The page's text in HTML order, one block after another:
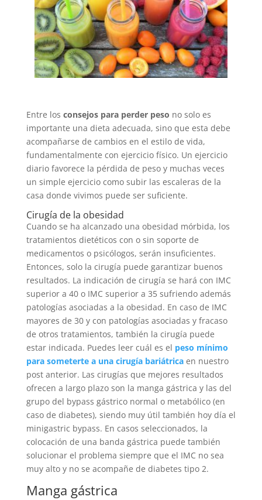
Entre los consejos para perder peso no solo es
importante una dieta adecuada, sino que esta debe
acompañarse de cambios en el estilo de vida,
fundamentalmente con ejercicio físico. Un ejercicio
diario favorece la pérdida de peso y muchas veces
un simple ejercicio como subir las escaleras de la
casa donde vivimos puede ser suficiente.
Cirugía de la obesidad
Cuando se ha alcanzado una obesidad mórbida, los
tratamientos dietéticos con o sin soporte de
medicamentos o psicólogos, serán insuficientes.
Entonces, solo la cirugía puede garantizar buenos
resultados. La indicación de cirugía se hará con IMC
superior a 40 o IMC superior a 35 sufriendo además
patologías asociadas a la obesidad. En caso de IMC
mayores de 30 y con patologías asociadas y fracaso
de otros tratamientos, también la cirugía puede
estar indicada. Puedes leer cuál es el peso mínimo
para someterte a una cirugía bariátricaen nuestro
post anterior. Las cirugías que mejores resultados
ofrecen a largo plazo son la manga gástrica y las del
grupo del bypass gástrico normal o metabólico (en
caso de diabetes), siendo muy útil también hoy día el
minigastric bypass. En casos seleccionados, la
colocación de una banda gástrica puede también
solucionar el problema siempre que el IMC no sea
muy alto y no se acompañe de diabetes tipo 2.
Manga gástrica